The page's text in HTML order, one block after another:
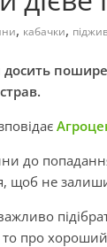
, кабачки,
до
щоб не
про